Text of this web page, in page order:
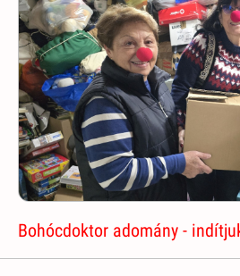
Bohócdoktor adomány -